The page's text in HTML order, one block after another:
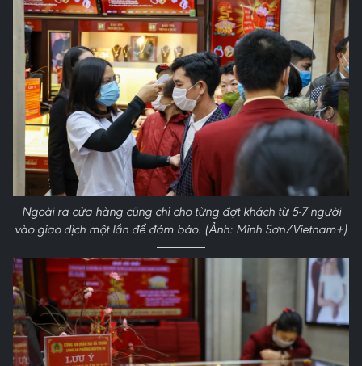
Ngoài ra cửa hàng cũng chỉ cho từng đợt khách từ 5-7 người
vào giao dịch một lần để đảm bảo. (Ảnh: Minh Sơn/Vietnam+)